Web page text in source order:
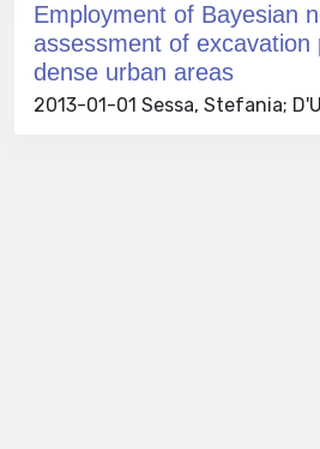
Employment of Bayesian
assessment of excavation
dense urban areas
2013-01-01 Sessa, Stefania;